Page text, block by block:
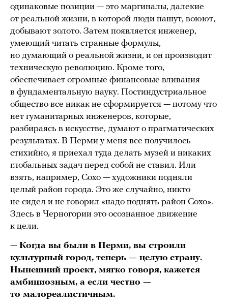
одинаковые позиции — это маргиналы, далекие
от реальной жизни, в которой люди пашут, воюют,
добывают золото. Затем появляется инженер,
умеющий читать странные формулы,
но думающий о реальной жизни, и он производит
техническую революцию. Кроме того,
обеспечивает огромные финансовые вливания
в фундаментальную науку. Постиндустриальное
общество все никак не сформируется — потому что
нет гуманитарных инженеров, которые,
разбираясь в искусстве, думают о прагматических
результатах. В Перми у меня все получилось
стихийно, я приехал туда делать музей и никаких
глобальных задач перед собой не ставил. Или
взять, например, Сохо — художники подняли
целый район города. Это же случайно, никто
не сидел и не говорил «надо поднять район Сохо».
Здесь в Черногории это осознанное движение
к цели.
— Когда вы были в Перми, вы строили
культурный город, теперь — целую страну.
Нынешний проект, мягко говоря, кажется
амбициозным, а если честно —
то малореалистичным.